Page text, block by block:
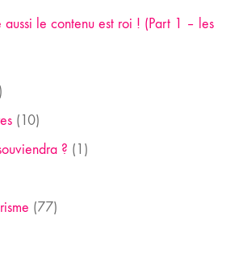
aussi le contenu est roi ! (Part 1 – les
(10)
? (1)
(77)